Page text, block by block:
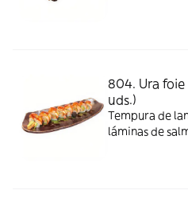
804. Ura foie
uds.)
Tempura de
láminas de